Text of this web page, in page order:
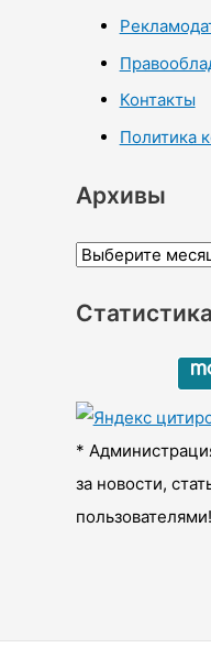
Контакты
Политика
Архивы
А
х
ы
Статистика
*
за новости,
пользователями!